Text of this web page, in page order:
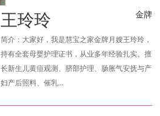
王玲玲 金牌
简介：大家好，我是慧宝之家金牌月嫂王玲玲，
持有全套母婴护理证书，从业多年经验扎实。擅
长新生儿黄疸观测、脐部护理、肠胀气安抚与产
妇产后照料、催乳...